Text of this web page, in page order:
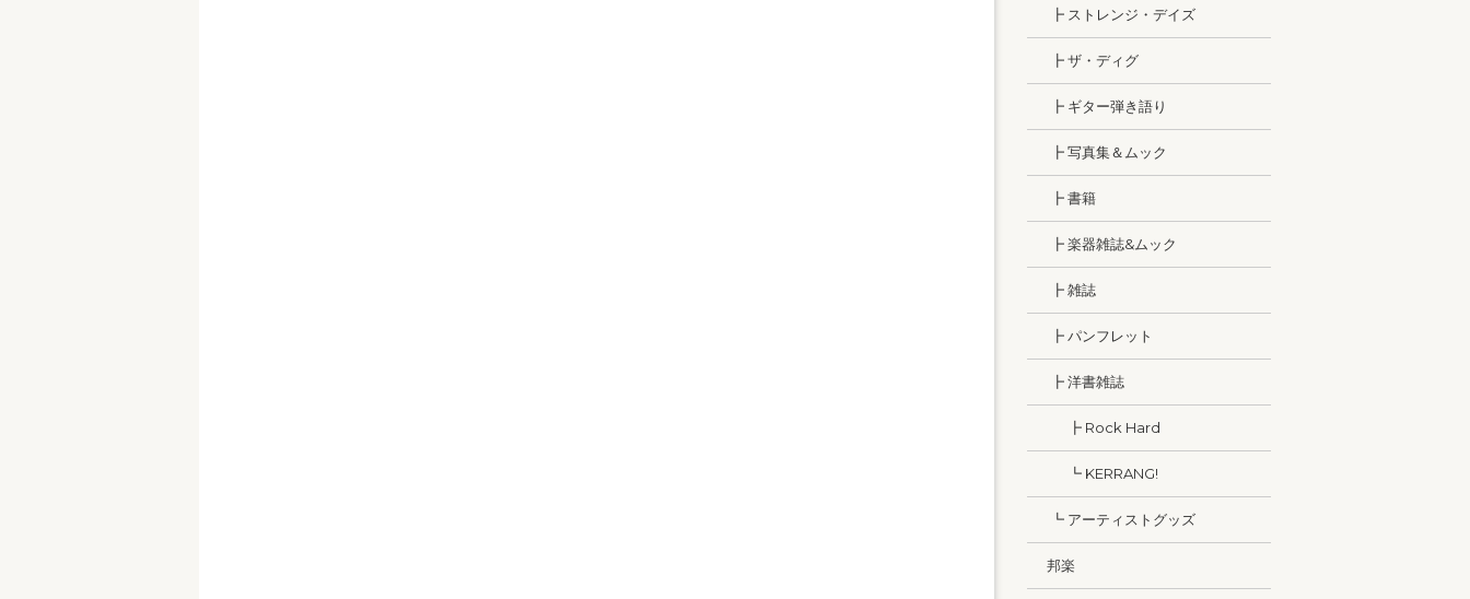
┣ ストレンジ・デイズ
┣ ザ・ディグ
┣ ギター弾き語り
┣ 写真集＆ムック
┣ 書籍
┣ 楽器雑誌&ムック
┣ 雑誌
┣ パンフレット
┣ 洋書雑誌
┣ Rock Hard
┗ KERRANG!
┗ アーティストグッズ
邦楽